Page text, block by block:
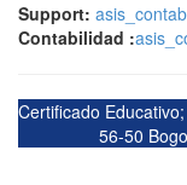
Support:
Contabilidad :
Certificado
56-50